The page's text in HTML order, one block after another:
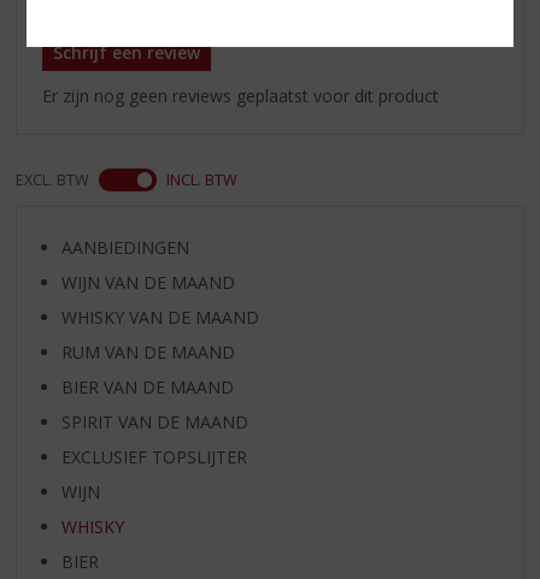
Schrijf een review
Er zijn nog geen reviews geplaatst voor dit product
EXCL. BTW INCL. BTW
AANBIEDINGEN
WIJN VAN DE MAAND
WHISKY VAN DE MAAND
RUM VAN DE MAAND
BIER VAN DE MAAND
SPIRIT VAN DE MAAND
EXCLUSIEF TOPSLIJTER
WIJN
WHISKY
BIER